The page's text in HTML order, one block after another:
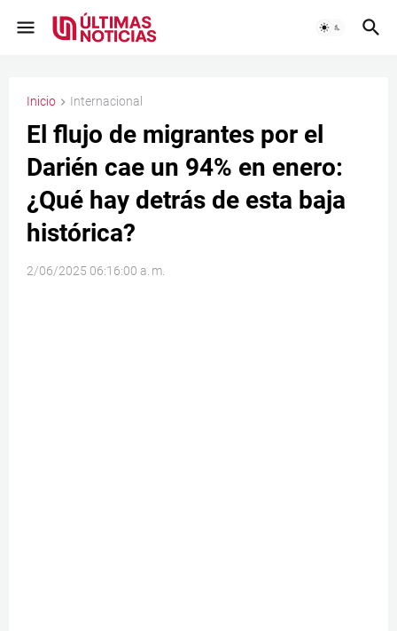
Inicio Internacional
El flujo de migrantes por el
Darién cae un 94% en enero:
¿Qué hay detrás de esta baja
histórica?
2/06/2025 06:16:00 a. m.